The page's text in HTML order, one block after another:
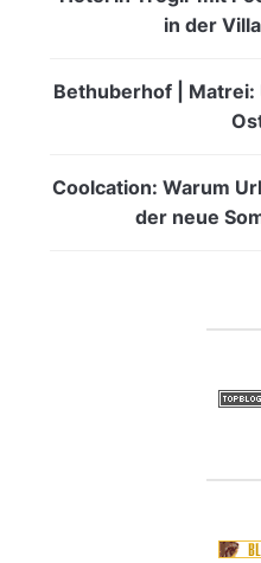
in der
Bethuberhof | Matrei:
Coolcation: Warum
der neue